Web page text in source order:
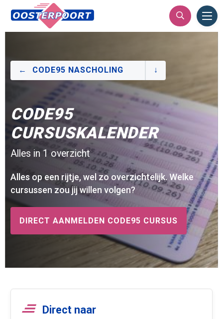
CODE95 NASCHOLING
CODE95
CURSUSKALENDER
Alles in 1 overzicht
Alles op een rijtje, wel zo overzichtelijk. Welke
cursussen zou jij willen volgen?
DIRECT AANMELDEN CODE95 CURSUS
Direct naar